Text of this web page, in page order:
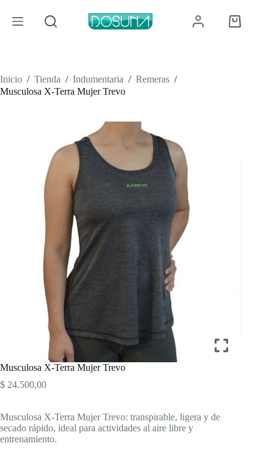
contenido
Carro
de
Inicio / Tienda / Indumentaria / Remeras /
Musculosa X-Terra Mujer Trevo
Musculosa X-Terra Mujer Trevo
$ 24.500,00
Musculosa X-Terra Mujer Trevo: transpirable, ligera y de
secado rápido, ideal para actividades al aire libre y
entrenamiento.